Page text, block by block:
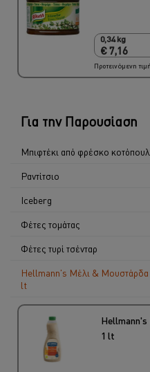
0,34 kg
€ 7,16
0,34 kg
€ 7,16
2 x 340 gr
Προτεινόμενη
Για την Παρουσίαση
Μπιφτέκι από φρέσκο
Ραντίτσιο
Ιceberg
Φέτες τομάτας
Φέτες τυρί τσένταρ
Hellmann's Μέλι &
lt
1 lt